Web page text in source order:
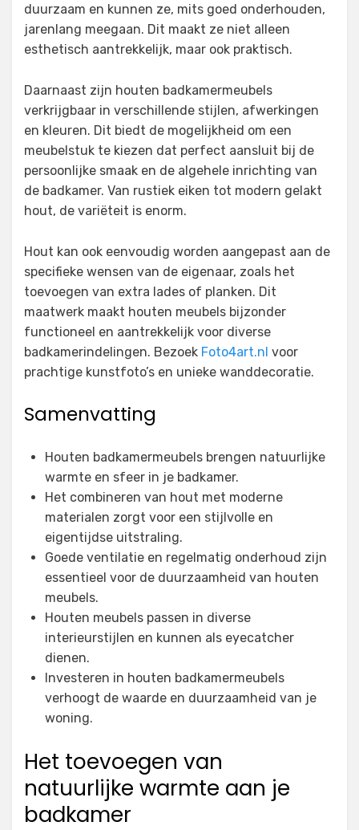
duurzaam en kunnen ze, mits goed onderhouden,
jarenlang meegaan. Dit maakt ze niet alleen
esthetisch aantrekkelijk, maar ook praktisch.
Daarnaast zijn houten badkamermeubels
verkrijgbaar in verschillende stijlen, afwerkingen
en kleuren. Dit biedt de mogelijkheid om een
meubelstuk te kiezen dat perfect aansluit bij de
persoonlijke smaak en de algehele inrichting van
de badkamer. Van rustiek eiken tot modern gelakt
hout, de variëteit is enorm.
Hout kan ook eenvoudig worden aangepast aan de
specifieke wensen van de eigenaar, zoals het
toevoegen van extra lades of planken. Dit
maatwerk maakt houten meubels bijzonder
functioneel en aantrekkelijk voor diverse
badkamerindelingen. Bezoek Foto4art.nl voor
prachtige kunstfoto’s en unieke wanddecoratie.
Samenvatting
Houten badkamermeubels brengen natuurlijke
warmte en sfeer in je badkamer.
Het combineren van hout met moderne
materialen zorgt voor een stijlvolle en
eigentijdse uitstraling.
Goede ventilatie en regelmatig onderhoud zijn
essentieel voor de duurzaamheid van houten
meubels.
Houten meubels passen in diverse
interieurstijlen en kunnen als eyecatcher
dienen.
Investeren in houten badkamermeubels
verhoogt de waarde en duurzaamheid van je
woning.
Het toevoegen van
natuurlijke warmte aan je
badkamer